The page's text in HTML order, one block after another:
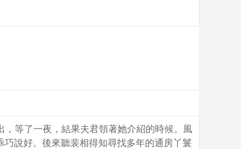
，等了一夜，結果夫君領著她介紹的時候。風
說好。後來聽裴相得知尋找多年的通房丫鬟